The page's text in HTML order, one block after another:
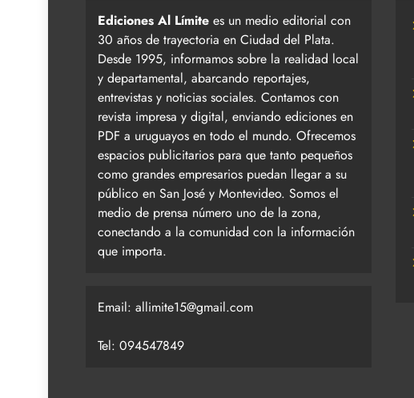
Ediciones Al Límite es un medio editorial con
30 años de trayectoria en Ciudad del Plata.
Desde 1995, informamos sobre la realidad local
y departamental, abarcando reportajes,
entrevistas y noticias sociales. Contamos con
revista impresa y digital, enviando ediciones en
PDF a uruguayos en todo el mundo. Ofrecemos
espacios publicitarios para que tanto pequeños
como grandes empresarios puedan llegar a su
público en San José y Montevideo. Somos el
medio de prensa número uno de la zona,
conectando a la comunidad con la información
que importa.
Email: allimite15@gmail.com
Tel: 094547849